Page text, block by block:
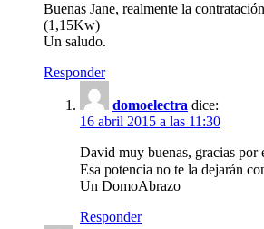
Buenas Jane, realmente la
(1,15Kw)
Un saludo.
Responder
domoelectra dice:
16 abril 2015 a las 11:30
David muy buenas, gracias por
Esa potencia no te la dejarán
Un DomoAbrazo
Responder